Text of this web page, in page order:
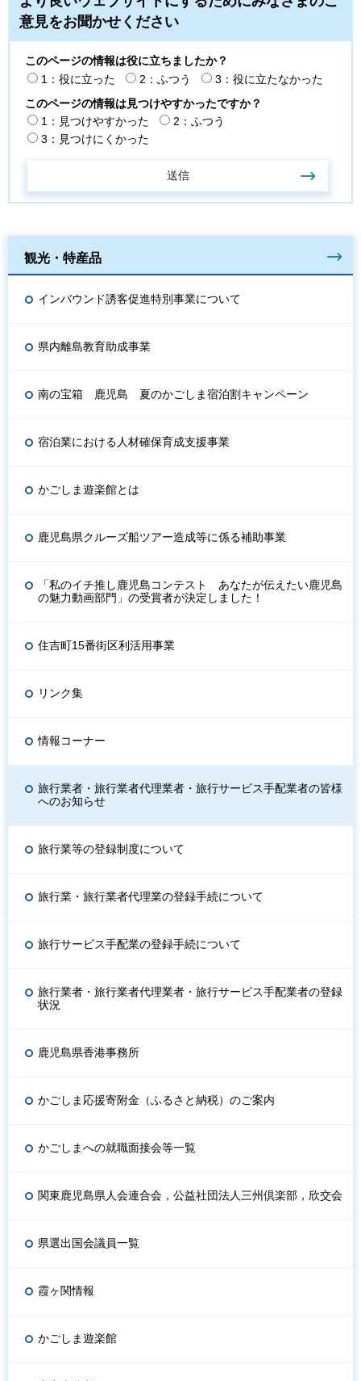
意見をお聞かせください
このページの情報は役に立ちましたか？
1：役に立った
2：ふつう
3：役に立たなかった
このページの情報は見つけやすかったですか？
1：見つけやすかった
2：ふつう
3：見つけにくかった
観光・特産品
インバウンド誘客促進特別事業について
県内離島教育助成事業
南の宝箱 鹿児島 夏のかごしま宿泊割キャンペーン
宿泊業における人材確保育成支援事業
かごしま遊楽館とは
鹿児島県クルーズ船ツアー造成等に係る補助事業
「私のイチ推し鹿児島コンテスト あなたが伝えたい鹿児島
の魅力動画部門」の受賞者が決定しました！
住吉町15番街区利活用事業
リンク集
情報コーナー
旅行業者・旅行業者代理業者・旅行サービス手配業者の皆様
へのお知らせ
旅行業等の登録制度について
旅行業・旅行業者代理業の登録手続について
旅行サービス手配業の登録手続について
旅行業者・旅行業者代理業者・旅行サービス手配業者の登録
状況
鹿児島県香港事務所
かごしま応援寄附金（ふるさと納税）のご案内
かごしまへの就職面接会等一覧
関東鹿児島県人会連合会，公益社団法人三州倶楽部，欣交会
県選出国会議員一覧
霞ヶ関情報
かごしま遊楽館